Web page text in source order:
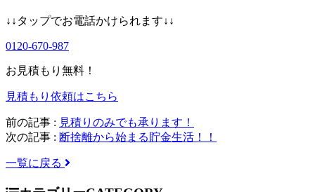
↓↓タップでお電話かけられます↓↓
0120-670-987
お見積もり無料！
見積もり依頼はこちら
前の記事 : 見積りのみでも承ります！
次の記事 : 断捨離から始まる貯金生活！！
一覧に戻る